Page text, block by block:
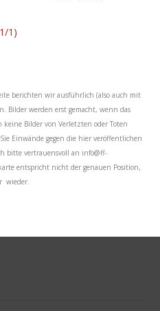
berichten wir ausführlich (also auch mit
Bilder werden erst gemacht, wenn das
keine Bilder von Verletzten oder Toten
Einwände gegen die hier veröffentlichen
bitte vertrauensvoll an info@ff-
entspricht nicht der genauen Position,
wieder.